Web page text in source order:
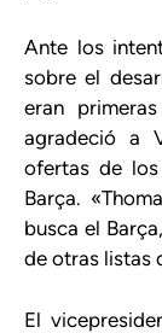
Ante los
sobre el
eran
agradeció a
ofertas de
Barça.
busca el
de otras listas
El